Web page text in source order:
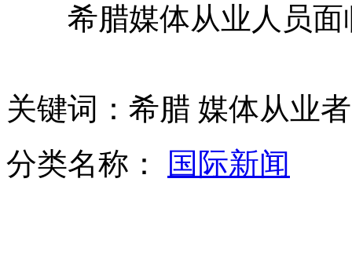
中国政府坚决反对朝鲜再次核试验
希腊媒体从业人员面
关键词：希腊 媒体从业
分类名称：
国际新闻